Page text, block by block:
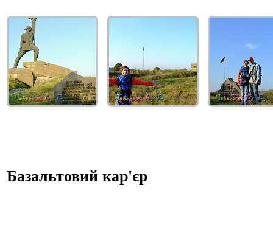
Базальтовий кар'єр